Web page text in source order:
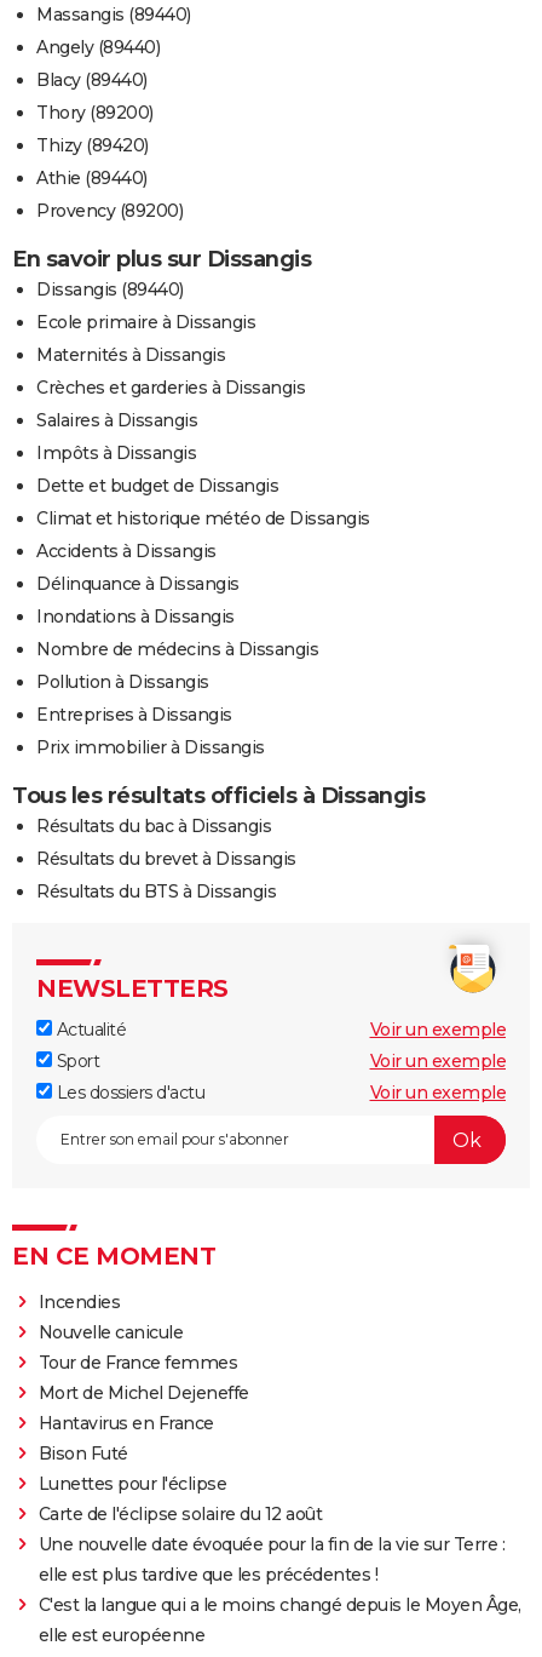
Massangis (89440)
Angely (89440)
Blacy (89440)
Thory (89200)
Thizy (89420)
Athie (89440)
Provency (89200)
En savoir plus sur Dissangis
Dissangis (89440)
Ecole primaire à Dissangis
Maternités à Dissangis
Crèches et garderies à Dissangis
Salaires à Dissangis
Impôts à Dissangis
Dette et budget de Dissangis
Climat et historique météo de Dissangis
Accidents à Dissangis
Délinquance à Dissangis
Inondations à Dissangis
Nombre de médecins à Dissangis
Pollution à Dissangis
Entreprises à Dissangis
Prix immobilier à Dissangis
Tous les résultats officiels à Dissangis
Résultats du bac à Dissangis
Résultats du brevet à Dissangis
Résultats du BTS à Dissangis
NEWSLETTERS
Actualité
Voir un exemple
Sport
Voir un exemple
Les dossiers d'actu
Voir un exemple
EN CE MOMENT
Incendies
Nouvelle canicule
Tour de France femmes
Mort de Michel Dejeneffe
Hantavirus en France
Bison Futé
Lunettes pour l'éclipse
Carte de l'éclipse solaire du 12 août
Une nouvelle date évoquée pour la fin de la vie sur Terre :
elle est plus tardive que les précédentes !
C'est la langue qui a le moins changé depuis le Moyen Âge,
elle est européenne